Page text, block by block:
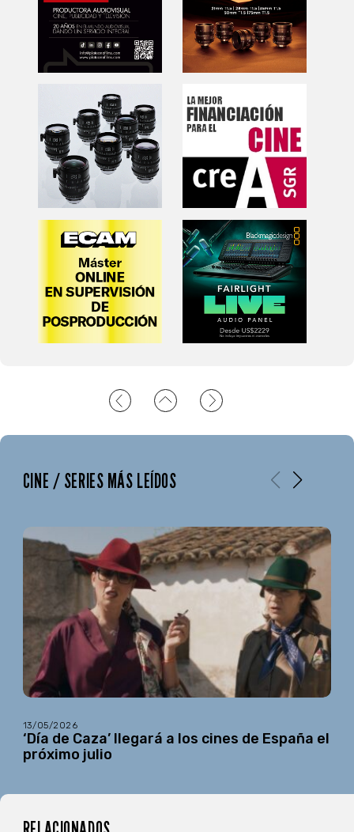
CINE / SERIES MÁS LEÍDOS
13/05/2026
‘Día de Caza’ llegará a los cines de España el
próximo julio